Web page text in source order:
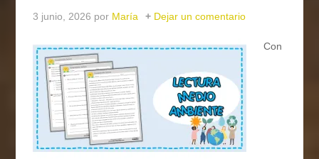
3 junio, 2026 por María Dejar un comentario
Con